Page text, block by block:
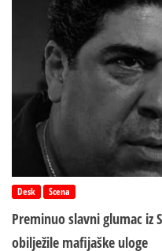
Desk Scena
Preminuo slavni glumac iz
obilježile mafijaške uloge